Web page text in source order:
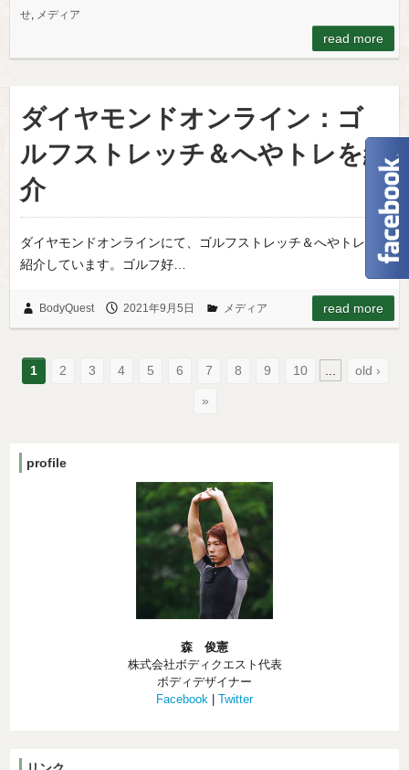
せ, メディア
read more
ダイヤモンドオンライン：ゴ
ルフストレッチ＆へやトレを紹
介
ダイヤモンドオンラインにて、ゴルフストレッチ＆へやトレを
紹介しています。ゴルフ好…
BodyQuest 2021年9月5日 メディア read more
1 2 3 4 5 6 7 8 9 10 old ›
»
profile
森 俊憲
株式会社ボディクエスト代表
ボディデザイナー
Facebook
Twitter